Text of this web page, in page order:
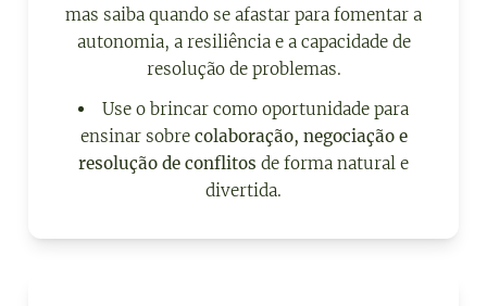
mas saiba quando se afastar para fomentar a
autonomia, a resiliência e a capacidade de
resolução de problemas.
Use o brincar como oportunidade para
ensinar sobre colaboração, negociação e
resolução de conflitos de forma natural e
divertida.